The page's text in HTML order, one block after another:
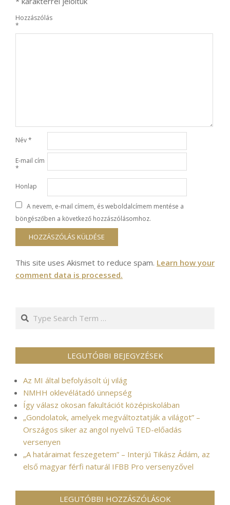
Hozzászólás
*
Név*
E-mail cím
*
Honlap
A nevem, e-mail címem, és weboldalcímem mentése a
böngészőben a következő hozzászólásomhoz.
This site uses Akismet to reduce spam. Learn how your
comment data is processed.
Search
LEGUTÓBBI BEJEGYZÉSEK
Az MI által befolyásolt új világ
NMHH oklevélátadó ünnepség
Így válasz okosan fakultációt középiskolában
„Gondolatok, amelyek megváltoztatják a világot” –
Országos siker az angol nyelvű TED-előadás
versenyen
„A határaimat feszegetem” – Interjú Tikász Ádám, az
első magyar férfi naturál IFBB Pro versenyzővel
LEGUTÓBBI HOZZÁSZÓLÁSOK